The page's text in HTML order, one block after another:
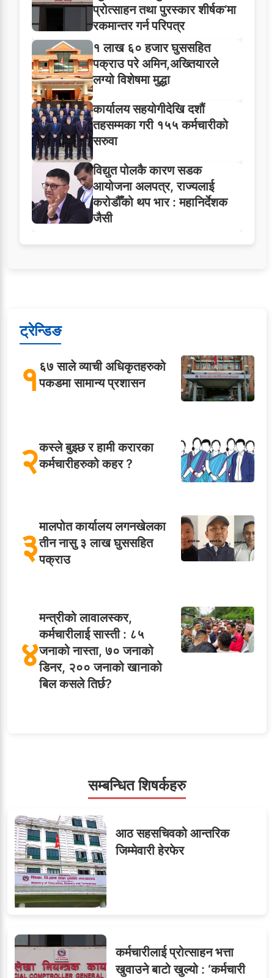
प्रोत्साहन तथा पुरस्कार शीर्षक’मा
रकमान्तर गर्न परिपत्र
१ लाख ६० हजार घुससहित
पक्राउ परे अमिन,अख्तियारले
लग्यो विशेषमा मुद्धा
कार्यालय सहयोगीदेखि दशौं
तहसम्मका गरी १५५ कर्मचारीको
सरुवा
विद्युत पोलकै कारण सडक
आयोजना अलपत्र, राज्यलाई
करोडौँको थप भार : महानिर्देशक
जैसी
ट्रेन्डिङ
१६७ साले व्याची अधिकृतहरुको
पकडमा सामान्य प्रशासन
२कस्ले बुझ्छ र हामी करारका
कर्मचारीहरुको कहर ?
३मालपोत कार्यालय लगनखेलका
तीन नासु ३ लाख घुससहित
पक्राउ
४
मन्त्रीको लावालस्कर,
कर्मचारीलाई सास्ती : ८५
जनाको नास्ता, ७० जनाको
डिनर, २०० जनाको खानाको
बिल कसले तिर्छ?
६सहसचिवमा प्रथम भएका
विजयकुमार शर्माको लोकसेवा
टिप्स
७
सम्बन्धित शिषर्कहरु
आठ सहसचिवको आन्तरिक
जिम्मेवारी हेरफेर
कर्मचारीलाई प्रोत्साहन भत्ता
खुवाउने बाटो खुल्यो : ‘कर्मचारी